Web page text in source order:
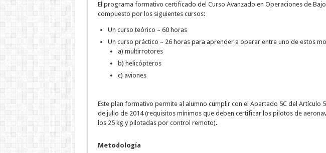
El programa formativo certificado del Curso Avanzado en Operaciones de
compuesto por los siguientes cursos:
Un curso teórico – 60 horas
Un curso práctico – 26 horas para aprender a operar entre uno de estos
a) multirrotores
b) helicópteros
c) aviones
Este plan formativo permite al alumno cumplir con el Apartado 5C del Artículo
de julio de 2014 (requisitos mínimos que deben certificar los pilotos de
los 25 kg y pilotadas por control remoto).
Metodología